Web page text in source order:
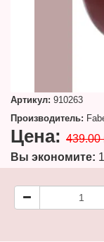
Артикул: 910263
Производитель:
Цена: 439.00
Вы экономите: